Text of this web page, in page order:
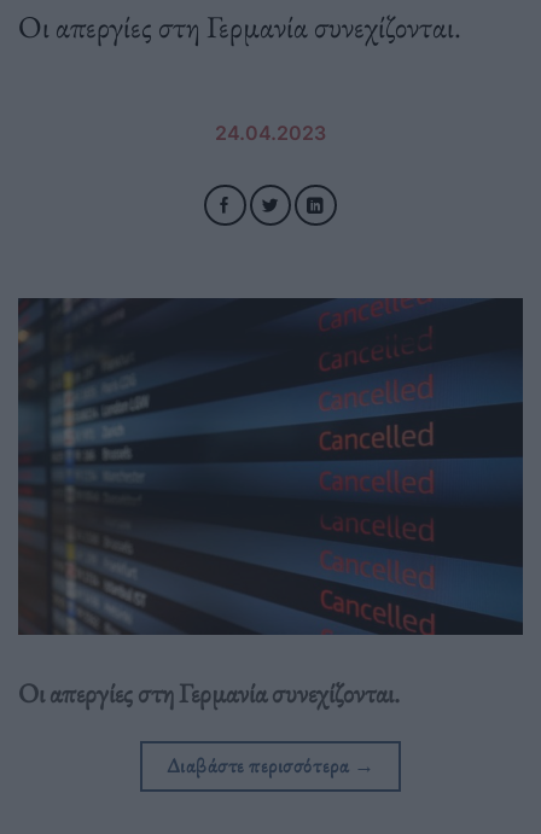
Οι απεργίες στη Γερμανία συνεχίζονται.
24.04.2023
Οι απεργίες στη Γερμανία συνεχίζονται.
Διαβάστε περισσότερα →